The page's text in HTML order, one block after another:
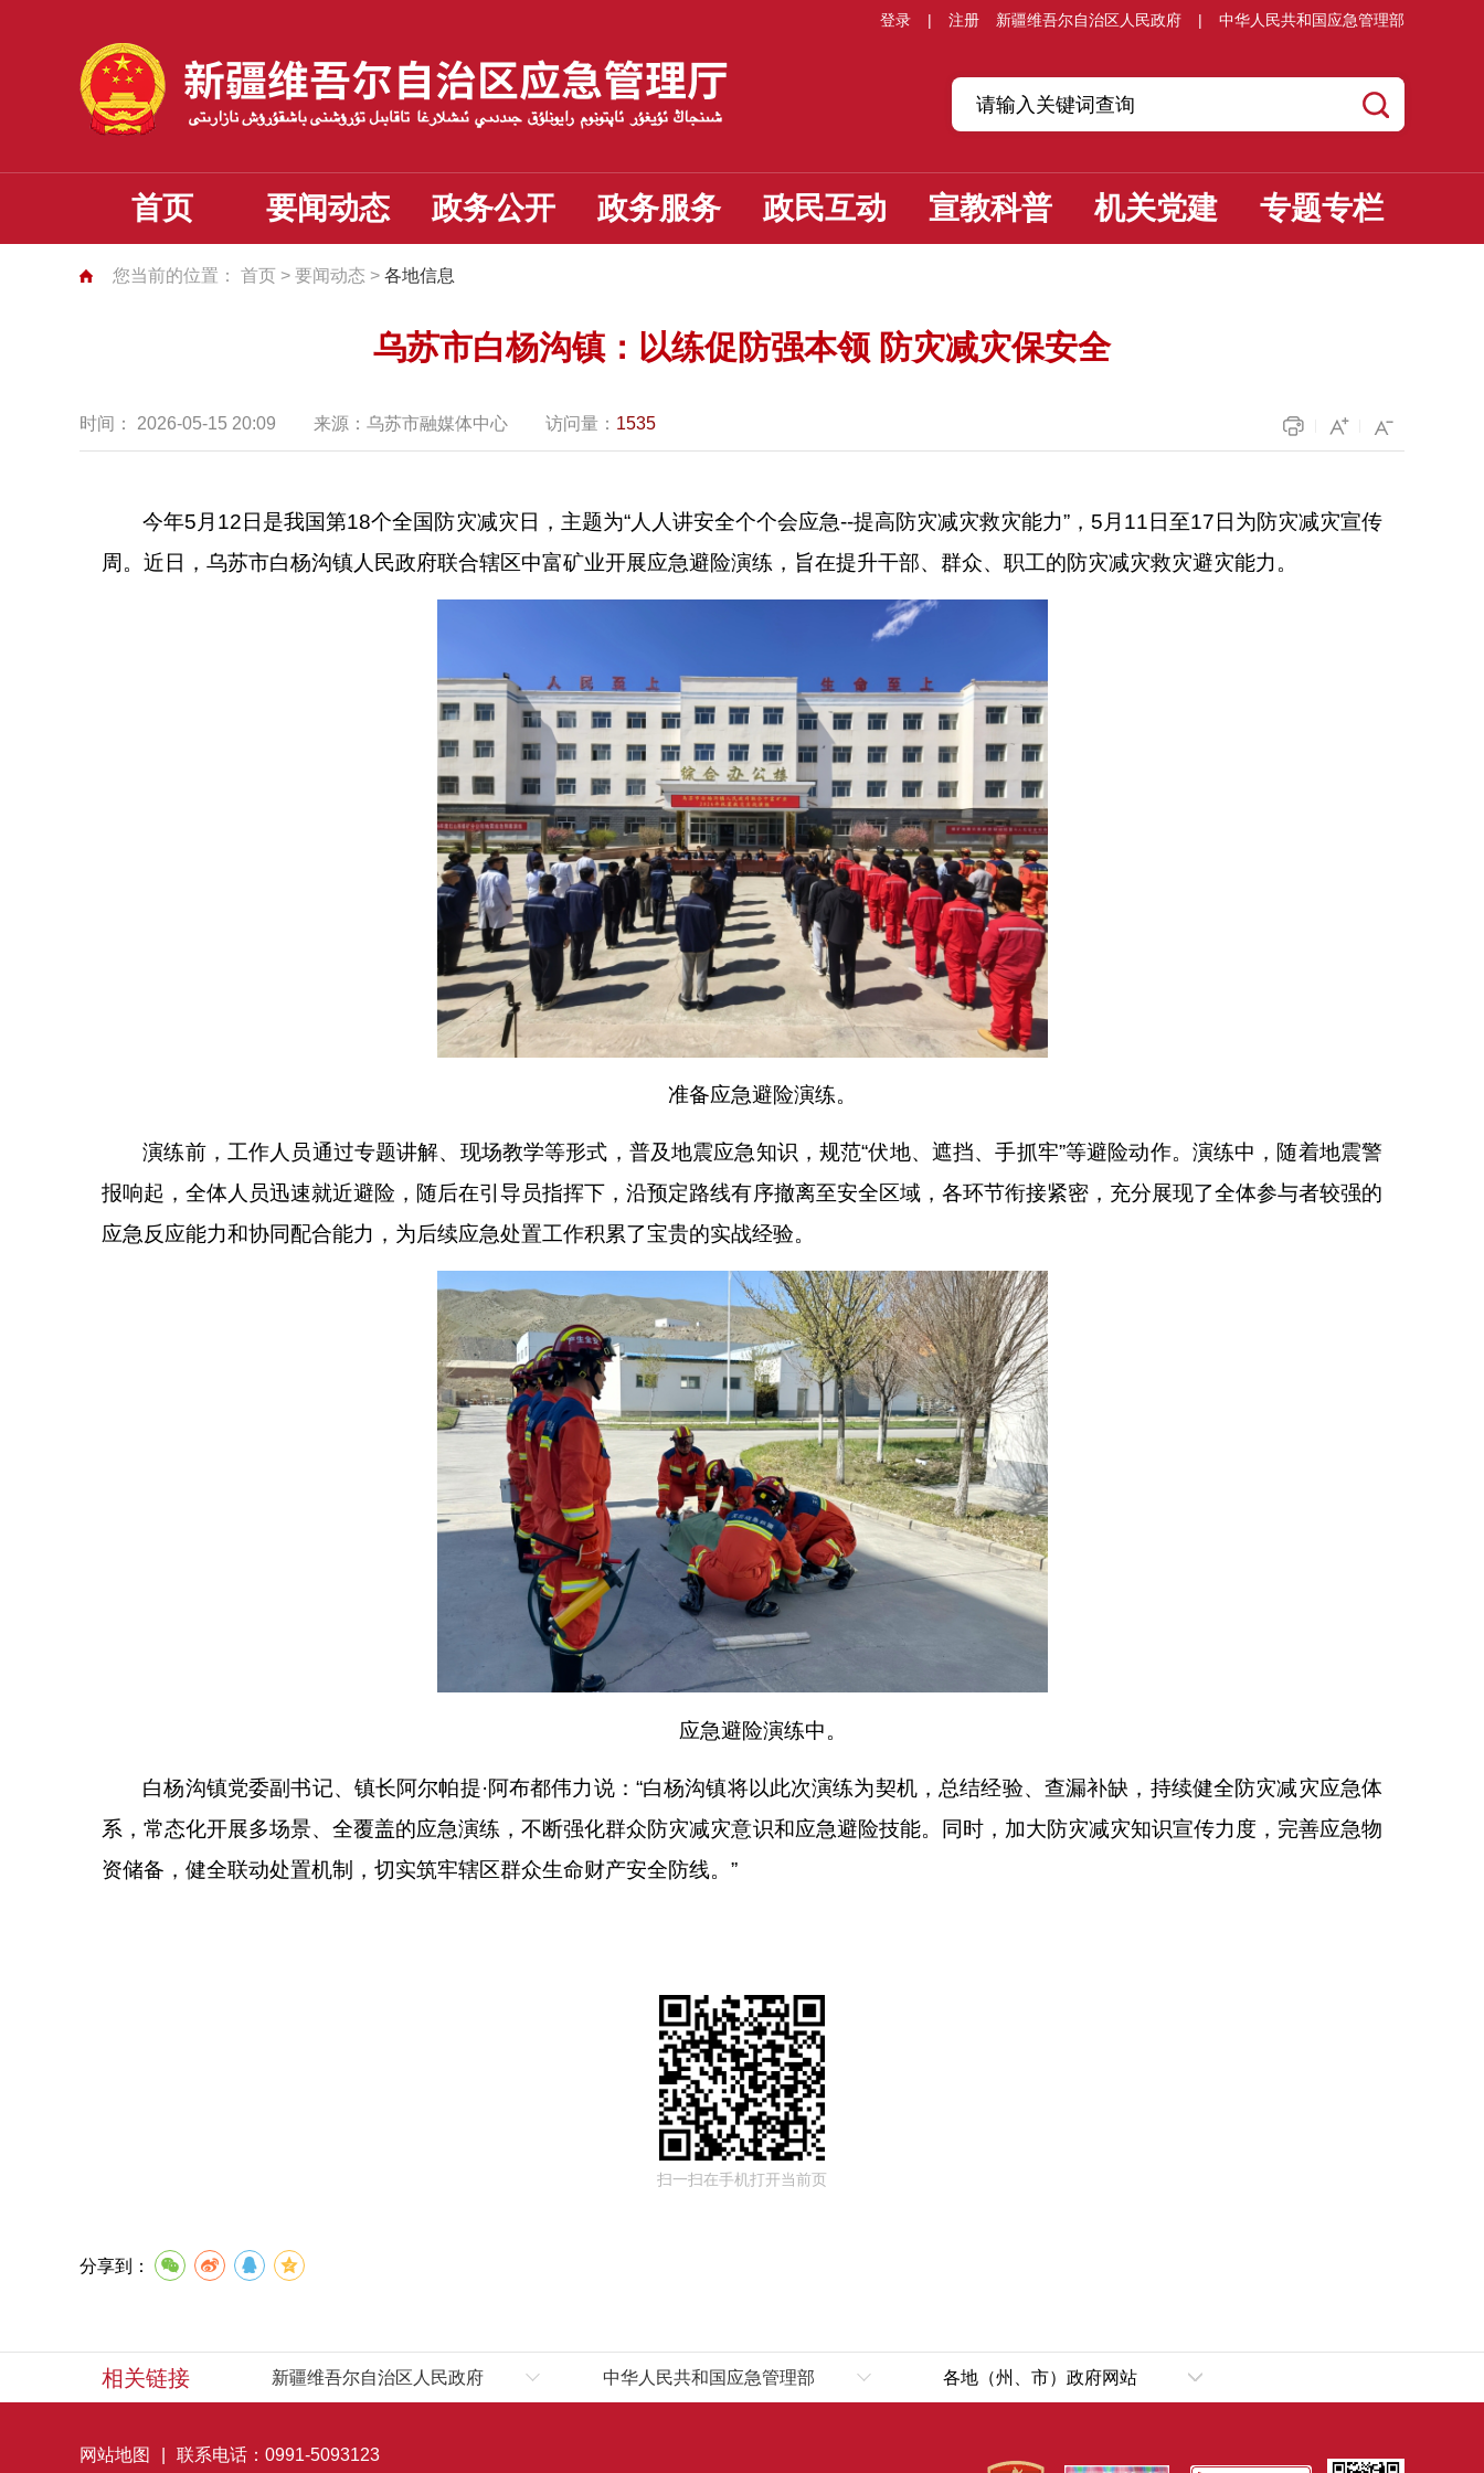
登录 | 注册 新疆维吾尔自治区人民政府 | 中华人民共和国应急管理部
首页 要闻动态 政务公开 政务服务 政民互动 宣教科普 机关党建 专题专栏
您当前的位置： 首页 > 要闻动态 > 各地信息
乌苏市白杨沟镇：以练促防强本领 防灾减灾保安全
时间： 2026-05-15 20:09 来源： 乌苏市融媒体中心 访问量： 1535
今年5月12日是我国第18个全国防灾减灾日，主题为“人人讲安全个个会应急--提高防灾减灾救灾能力”，5月11日至17日为防灾减灾宣传
周。近日，乌苏市白杨沟镇人民政府联合辖区中富矿业开展应急避险演练，旨在提升干部、群众、职工的防灾减灾救灾避灾能力。
准备应急避险演练。
演练前，工作人员通过专题讲解、现场教学等形式，普及地震应急知识，规范“伏地、遮挡、手抓牢”等避险动作。演练中，随着地震警
报响起，全体人员迅速就近避险，随后在引导员指挥下，沿预定路线有序撤离至安全区域，各环节衔接紧密，充分展现了全体参与者较强的
应急反应能力和协同配合能力，为后续应急处置工作积累了宝贵的实战经验。
应急避险演练中。
白杨沟镇党委副书记、镇长阿尔帕提·阿布都伟力说：“白杨沟镇将以此次演练为契机，总结经验、查漏补缺，持续健全防灾减灾应急体
系，常态化开展多场景、全覆盖的应急演练，不断强化群众防灾减灾意识和应急避险技能。同时，加大防灾减灾知识宣传力度，完善应急物
资储备，健全联动处置机制，切实筑牢辖区群众生命财产安全防线。”
扫一扫在手机打开当前页
分享到：
相关链接 新疆维吾尔自治区人民政府 中华人民共和国应急管理部 各地（州、市）政府网站
伊犁哈萨克自治州
网站地图 联系电话：0991-5093123